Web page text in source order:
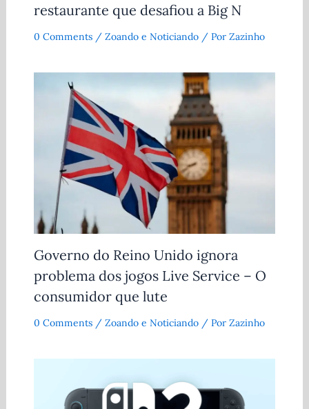
restaurante que desafiou a Big N
0 Comments / Zoando e Noticiando/ Por Zazinho
Governo do Reino Unido ignora
problema dos jogos Live Service – O
consumidor que lute
0 Comments / Zoando e Noticiando/ Por Zazinho